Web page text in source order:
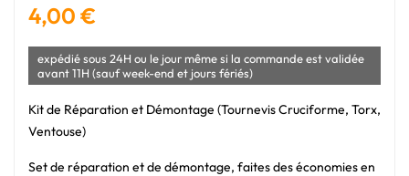
4,00 €
expédié sous 24H ou le jour même si la commande est validée
avant 11H (sauf week-end et jours fériés)
Kit de Réparation et Démontage (Tournevis Cruciforme, Torx,
Ventouse)
Set de réparation et de démontage, faites des économies en